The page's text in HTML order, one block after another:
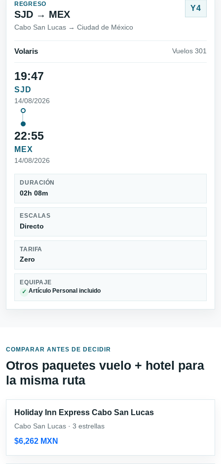
REGRESO
SJD → MEX
Cabo San Lucas → Ciudad de México
Y4
Volaris Vuelos 301
19:47
SJD
14/08/2026
22:55
MEX
14/08/2026
DURACIÓN
02h 08m
ESCALAS
Directo
TARIFA
Zero
EQUIPAJE
✓ Artículo Personal incluido
COMPARAR ANTES DE DECIDIR
Otros paquetes vuelo + hotel para
la misma ruta
Holiday Inn Express Cabo San Lucas
Cabo San Lucas · 3 estrellas
$6,262 MXN